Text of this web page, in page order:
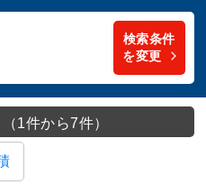
検索条件
を変更
（1件から7件）